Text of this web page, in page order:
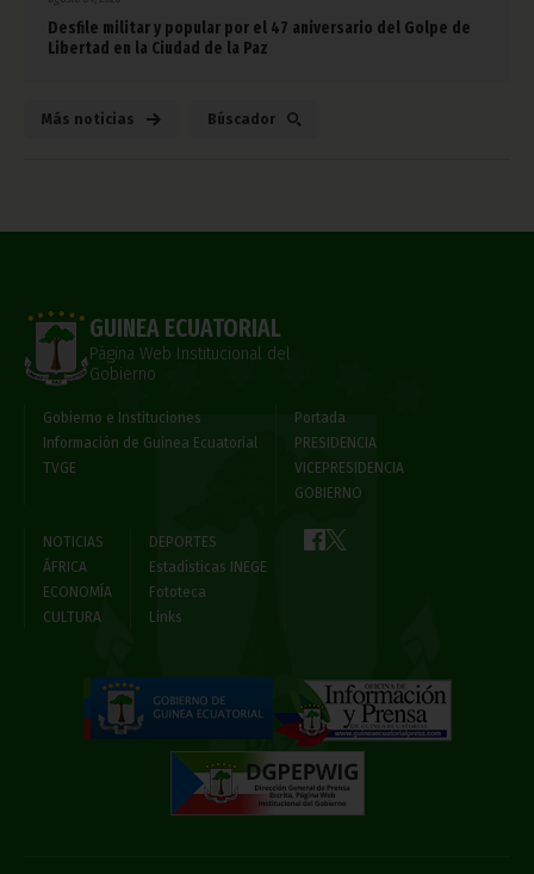
Desfile militar y popular por el 47 aniversario del Golpe de
Libertad en la Ciudad de la Paz
Más noticias Búscador
GUINEA ECUATORIAL
Página Web Institucional del
Gobierno
Gobierno e Instituciones
Información de Guinea Ecuatorial
TVGE
Portada
PRESIDENCIA
VICEPRESIDENCIA
GOBIERNO
NOTICIAS
ÁFRICA
ECONOMÍA
CULTURA
DEPORTES
Estadísticas INEGE
Fototeca
Links